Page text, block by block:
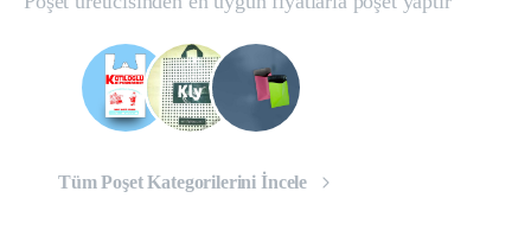
Tüm Poşet Kategorilerini İncele